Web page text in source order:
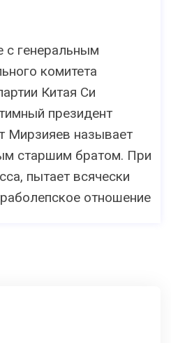
с генеральным
комитета
Китая Си
президент
Мирзияев называет
старшим братом. При
пытает всячески
отношение